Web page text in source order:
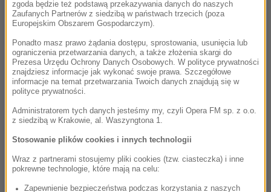
zostawił nam Jan Paweł II. On was kochał, a wy to
zrozumieliście i odwzajemniliście entuzjazmem właściwym
dla waszego wieku. Teraz wszyscy mamy zadanie
wprowadzenia w życie jego nauczania" - czytamy w książce
słowa papieża do młodych.
"Boża rewolucja" została, opatrzona wstępem napisanym
przez biskupa Zimowskiego oraz przewodniczący Konferencji
Episkopatu Włoch kardynał Camillo Ruini. Ruini wyjaśnia
m.in., że "Boża rewolucja" to próba zwrócenia uwagi na
sierpniowe wydarzenie. "Sama istota przesłania Ojca
Świętego nie została w dostateczny sposób nagłośniona" -
uważa kardynał.
zgoda będzie też podstawą przekazywania danych do naszych
Zaufanych Partnerów z siedzibą w państwach trzecich (poza
Europejskim Obszarem Gospodarczym).
Ponadto masz prawo żądania dostępu, sprostowania, usunięcia lub
ograniczenia przetwarzania danych, a także złożenia skargi do
Prezesa Urzędu Ochrony Danych Osobowych. W polityce prywatności
znajdziesz informacje jak wykonać swoje prawa. Szczegółowe
informacje na temat przetwarzania Twoich danych znajdują się w
polityce prywatności.
Administratorem tych danych jesteśmy my, czyli Opera FM sp. z o.o.
z siedzibą w Krakowie, al. Waszyngtona 1.
Stosowanie plików cookies i innych technologii
Wraz z partnerami stosujemy pliki cookies (tzw. ciasteczka) i inne
pokrewne technologie, które mają na celu:
Zapewnienie bezpieczeństwa podczas korzystania z naszych